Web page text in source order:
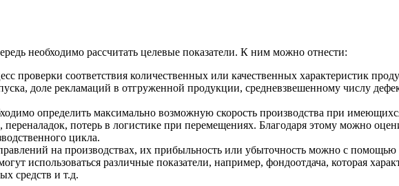
необходимо рассчитать целевые показатели. К ним можно отнести:
проверки соответствия количественных или качественных характеристик
доле рекламаций в отгруженной продукции, средневзвешенному числу
определить максимально возможную скорость производства при
потерь в логистике при перемещениях. Благодаря этому можно
цикла.
на производствах, их прибыльность или убыточность можно с
использоваться различные показатели, например, фондоотдача, которая
средств и т.д.